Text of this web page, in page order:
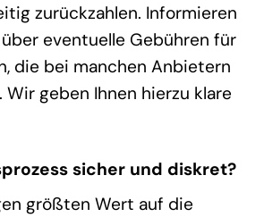
zurückzahlen. Informieren
eventuelle Gebühren für
die bei manchen Anbietern
Wir geben Ihnen hierzu klare
sicher und diskret?
größten Wert auf die